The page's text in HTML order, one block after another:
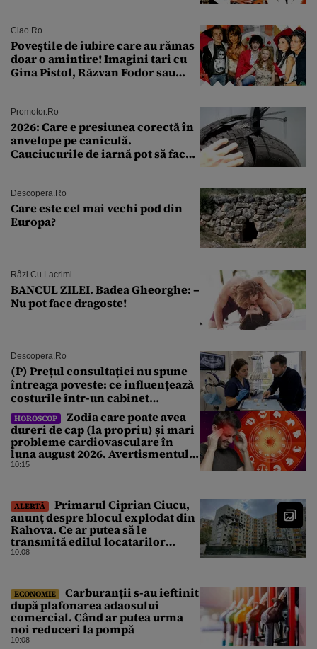
Ciao.ro
Poveştile de iubire care au rămas
doar o amintire! Imagini tari cu
Gina Pistol, Răzvan Fodor sau
Promotor.ro
2026: Care e presiunea corectă în
anvelope pe caniculă.
Cauciucurile de iarnă pot să facă
Descopera.ro
Care este cel mai vechi pod din
Europa?
Râzi Cu Lacrimi
BANCUL ZILEI. Badea Gheorghe: –
Nu pot face dragoste!
Descopera.ro
(P) Prețul consultației nu spune
întreaga poveste: ce influențează
costurile într-un cabinet
stomatologic din București
HOROSCOP
Zodia care poate avea
dureri de cap (la propriu) și mari
probleme cardiovasculare în
luna august 2026. Avertismentul
experților în astrologie
10:15
ALERTĂ
Primarul Ciprian Ciucu,
anunț despre blocul explodat din
Rahova. Ce ar putea să le
transmită edilul locatarilor
rămași pe drumuri
10:08
ECONOMIE
Carburanții s-au ieftinit
după plafonarea adaosului
comercial. Când ar putea urma
noi reduceri la pompă
10:08